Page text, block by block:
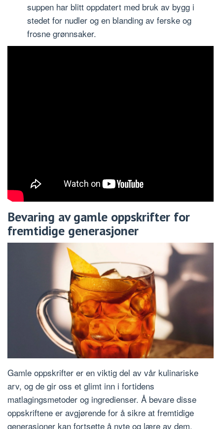
suppen har blitt oppdatert med bruk av bygg i
stedet for nudler og en blanding av ferske og
frosne grønnsaker.
Bevaring av gamle oppskrifter for
fremtidige generasjoner
Gamle oppskrifter er en viktig del av vår kulinariske
arv, og de gir oss et glimt inn i fortidens
matlagingsmetoder og ingredienser. Å bevare disse
oppskriftene er avgjørende for å sikre at fremtidige
generasjoner kan fortsette å nyte og lære av dem.